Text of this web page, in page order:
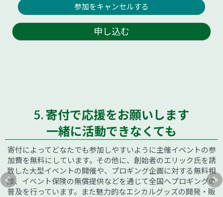
参加をキャンセルする
申し込む
5. 寄付で応援をお願いします
一緒に活動できなくても
寄付によってどなたでも参加しやすいように主催イベントの参
加費を無料にしています。その他に、創始者のエリック氏を誘
致した大型イベントの開催や、プロギング企画に対する無料相
談、イベント保険の無償提供などを通じて全国へプロギングの
普及を行っています。また魅力的なエシカルグッズの開発・販